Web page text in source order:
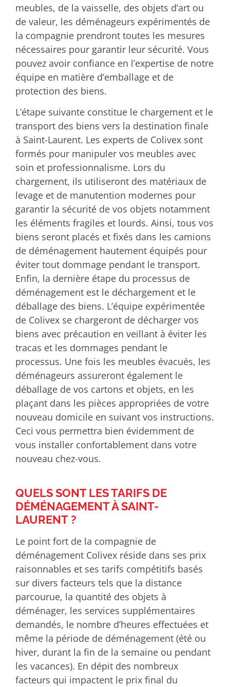
meubles, de la vaisselle, des objets d’art ou
de valeur, les déménageurs expérimentés de
la compagnie prendront toutes les mesures
nécessaires pour garantir leur sécurité. Vous
pouvez avoir confiance en l’expertise de notre
équipe en matière d’emballage et de
protection des biens.
L’étape suivante constitue le chargement et le
transport des biens vers la destination finale
à Saint-Laurent. Les experts de Colivex sont
formés pour manipuler vos meubles avec
soin et professionnalisme. Lors du
chargement, ils utiliseront des matériaux de
levage et de manutention modernes pour
garantir la sécurité de vos objets notamment
les éléments fragiles et lourds. Ainsi, tous vos
biens seront placés et fixés dans les camions
de déménagement hautement équipés pour
éviter tout dommage pendant le transport.
Enfin, la dernière étape du processus de
déménagement est le déchargement et le
déballage des biens. L’équipe expérimentée
de Colivex se chargeront de décharger vos
biens avec précaution en veillant à éviter les
tracas et les dommages pendant le
processus. Une fois les meubles évacués, les
déménageurs assureront également le
déballage de vos cartons et objets, en les
plaçant dans les pièces appropriées de votre
nouveau domicile en suivant vos instructions.
Ceci vous permettra bien évidemment de
vous installer confortablement dans votre
nouveau chez-vous.
QUELS SONT LES TARIFS DE
DÉMÉNAGEMENT À SAINT-
LAURENT ?
Le point fort de la compagnie de
déménagement Colivex réside dans ses prix
raisonnables et ses tarifs compétitifs basés
sur divers facteurs tels que la distance
parcourue, la quantité des objets à
déménager, les services supplémentaires
demandés, le nombre d’heures effectuées et
même la période de déménagement (été ou
hiver, durant la fin de la semaine ou pendant
les vacances). En dépit des nombreux
facteurs qui impactent le prix final du